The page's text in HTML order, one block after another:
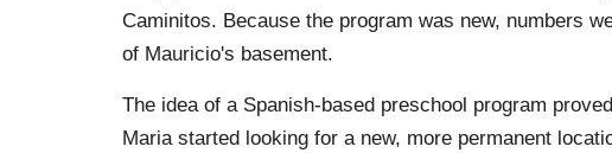
Caminitos. Because the program was new, numbers
of Mauricio's basement.
The idea of a Spanish-based preschool program
Maria started looking for a new, more permanent